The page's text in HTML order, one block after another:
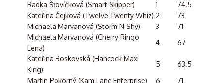
Radka Šťovíčková (Smart Skipper)
1
74.5
Kateřina Čejková (Twelve Twenty Whiz) 2
73
Michaela Marvanová (Storm N Shy)
3
71
Michaela Marvanová (Cherry Ringo
Lena)
4
67
Kateřina Boskovská (Hancock Maxi
King)
5
63.5
Martin Pokorný (Kam Lane Enterprise)
6 71